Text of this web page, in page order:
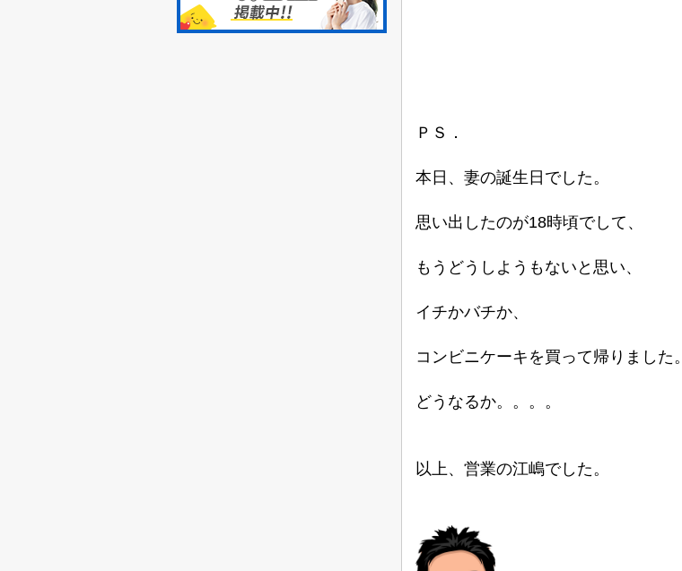
ＰＳ．
本日、妻の誕生日でした。
思い出したのが18時頃でして、
もうどうしようもないと思い、
イチかバチか、
コンビニケーキを買って帰りました。
どうなるか。。。。
以上、営業の江嶋でした。